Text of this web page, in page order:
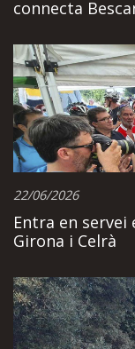
connecta
22/06/2026
Entra en
Girona i Celrà